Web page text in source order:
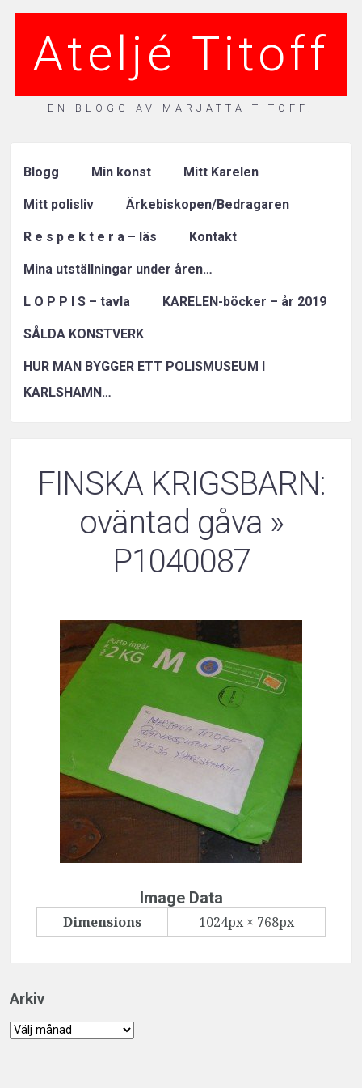
Ateljé Titoff
EN BLOGG AV MARJATTA TITOFF.
Blogg Min konst Mitt Karelen
Mitt polisliv Ärkebiskopen/Bedragaren
R e s p e k t e r a – läs Kontakt
Mina utställningar under åren…
L O P P I S – tavla KARELEN-böcker – år 2019
SÅLDA KONSTVERK
HUR MAN BYGGER ETT POLISMUSEUM I
KARLSHAMN…
FINSKA KRIGSBARN:
oväntad gåva »
P1040087
Image Data
Dimensions 1024px × 768px
Arkiv
Arkiv